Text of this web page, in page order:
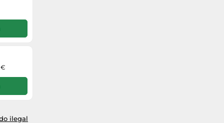
€
ilegal